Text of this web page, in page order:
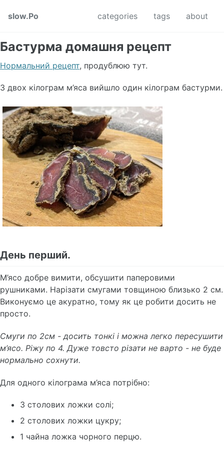
slow.Po
categories tags about
Бастурма домашня рецепт
Нормальний рецепт, продублюю тут.
З двох кілограм м’яса вийшло один кілограм бастурми.
День перший.
М’ясо добре вимити, обсушити паперовими
рушниками. Нарізати смугами товщиною близько 2 см.
Виконуємо це акуратно, тому як це робити досить не
просто.
Смуги по 2см - досить тонкі і можна легко пересушити
м’ясо. Ріжу по 4. Дуже товсто різати не варто - не буде
нормально сохнути.
Для одного кілограма м’яса потрібно:
3 столових ложки солі;
2 столових ложки цукру;
1 чайна ложка чорного перцю.